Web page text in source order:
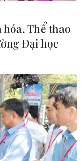
Thể thao
Đại học